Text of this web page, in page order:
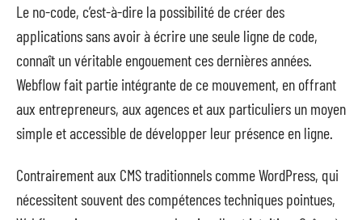
Le no-code, c’est-à-dire la possibilité de créer des
applications sans avoir à écrire une seule ligne de code,
connaît un véritable engouement ces dernières années.
Webflow fait partie intégrante de ce mouvement, en offrant
aux entrepreneurs, aux agences et aux particuliers un moyen
simple et accessible de développer leur présence en ligne.
Contrairement aux CMS traditionnels comme WordPress, qui
nécessitent souvent des compétences techniques pointues,